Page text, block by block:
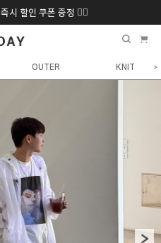
시 할인 쿠폰 증정 ❤️‍🔥
6 화 ~ 9/12월
OUTER KNIT